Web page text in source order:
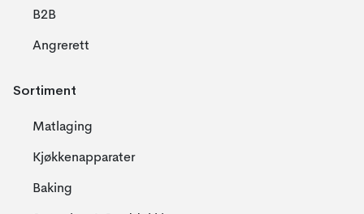
B2B
Angrerett
Sortiment
Matlaging
Kjøkkenapparater
Baking